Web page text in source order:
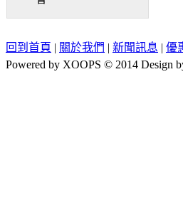
回到首頁 | 關於我們 | 新聞訊息 | 優
Powered by XOOPS © 2014 Design